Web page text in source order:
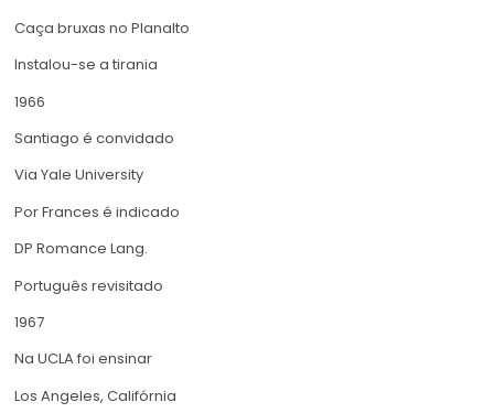
Caça bruxas no Planalto
Instalou-se a tirania
1966
Santiago é convidado
Via Yale University
Por Frances é indicado
DP Romance Lang.
Português revisitado
1967
Na UCLA foi ensinar
Los Angeles, Califórnia